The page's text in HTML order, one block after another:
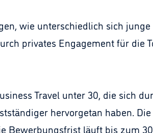
wie unterschiedlich sich
privates Engagement für die
Travel unter 30, die sich
hervorgetan haben.
Bewerbungsfrist läuft bis zum